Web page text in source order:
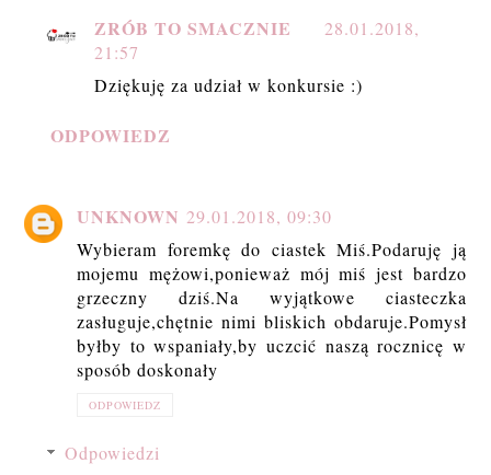
ZRÓB TO SMACZNIE
28.01.2018,
21:57
Dziękuję za udział w konkursie :)
ODPOWIEDZ
UNKNOWN 29.01.2018, 09:30
Wybieram foremkę do ciastek Miś.Podaruję ją
mojemu mężowi,ponieważ mój miś jest bardzo
grzeczny dziś.Na wyjątkowe ciasteczka
zasługuje,chętnie nimi bliskich obdaruje.Pomysł
byłby to wspaniały,by uczcić naszą rocznicę w
sposób doskonały
ODPOWIEDZ
Odpowiedzi